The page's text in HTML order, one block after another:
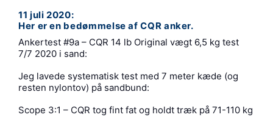
11 juli 2020:
Her er en bedømmelse af CQR anker.
Ankertest #9a – CQR 14 lb Original vægt 6,5 kg test
7/7 2020 i sand:
Jeg lavede systematisk test med 7 meter kæde (og
resten nylontov) på sandbund:
Scope 3:1 – CQR tog fint fat og holdt træk på 71-110 kg